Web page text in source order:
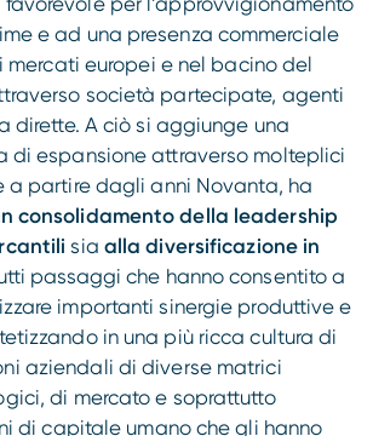
e ad una presenza commerciale
mercati europei e nel bacino del
società partecipate, agenti
dirette. A ciò si aggiunge una
di espansione attraverso molteplici
a partire dagli anni Novanta, ha
consolidamento della leadership
sia alla diversificazione in
passaggi che hanno consentito a
importanti sinergie produttive e
in una più ricca cultura di
aziendali di diverse matrici
di mercato e soprattutto
di capitale umano che gli hanno